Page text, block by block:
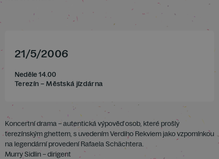
21/5/2006
Neděle 14.00
Terezín – Městská jízdárna
Koncertní drama – autentická výpověď osob, které prošly
terezínským ghettem, s uvedením Verdiho Rekviem jako vzpomínkou
na legendární provedení Rafaela Schächtera.
Murry Sidlin – dirigent